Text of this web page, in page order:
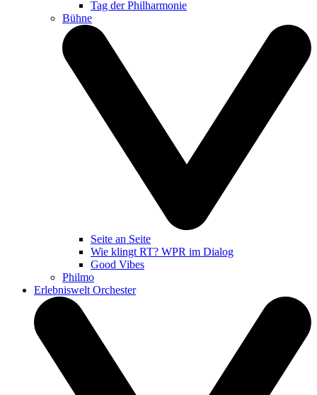
Tag der Philharmonie
Bühne
Seite an Seite
Wie klingt RT? WPR im Dialog
Good Vibes
Philmo
Erlebniswelt Orchester